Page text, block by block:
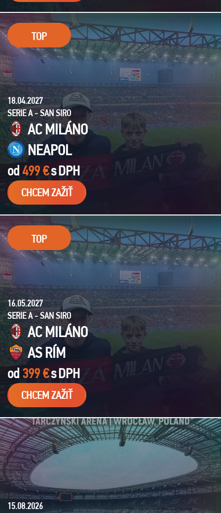
TOP
18.04.2027
SERIE A - SAN SIRO
AC MILÁNO
NEAPOL
od499 €sDPH
CHCEM ZAŽIŤ
TOP
16.05.2027
SERIE A - SAN SIRO
AC MILÁNO
AS RÍM
od 399 €sDPH
CHCEM ZAŽIŤ
15.08.2026